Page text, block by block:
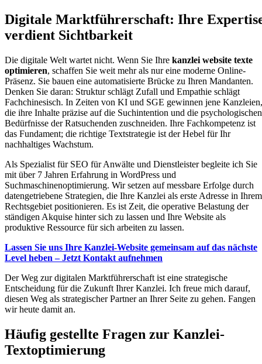
Digitale Marktführerschaft: Ihre
verdient Sichtbarkeit
Die digitale Welt wartet nicht. Wenn Sie Ihre kanzlei website texte
optimieren, schaffen Sie weit mehr als nur eine moderne Online-
Präsenz. Sie bauen eine automatisierte Brücke zu Ihren Mandanten.
Denken Sie daran: Struktur schlägt Zufall und Empathie schlägt
Fachchinesisch. In Zeiten von KI und SGE gewinnen jene Kanzleien,
die ihre Inhalte präzise auf die Suchintention und die psychologischen
Bedürfnisse der Ratsuchenden zuschneiden. Ihre Fachkompetenz ist
das Fundament; die richtige Textstrategie ist der Hebel für Ihr
nachhaltiges Wachstum.
Als Spezialist für SEO für Anwälte und Dienstleister begleite ich Sie
mit über 7 Jahren Erfahrung in WordPress und
Suchmaschinenoptimierung. Wir setzen auf messbare Erfolge durch
datengetriebene Strategien, die Ihre Kanzlei als erste Adresse in Ihrem
Rechtsgebiet positionieren. Es ist Zeit, die operative Belastung der
ständigen Akquise hinter sich zu lassen und Ihre Website als
produktive Ressource für sich arbeiten zu lassen.
Lassen Sie uns Ihre Kanzlei-Website gemeinsam auf das nächste
Level heben – Jetzt Kontakt aufnehmen
Der Weg zur digitalen Marktführerschaft ist eine strategische
Entscheidung für die Zukunft Ihrer Kanzlei. Ich freue mich darauf,
diesen Weg als strategischer Partner an Ihrer Seite zu gehen. Fangen
wir heute damit an.
Häufig gestellte Fragen zur Kanzlei-
Textoptimierung